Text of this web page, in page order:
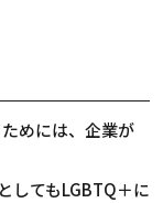
めには、企業が
してもLGBTQ＋に